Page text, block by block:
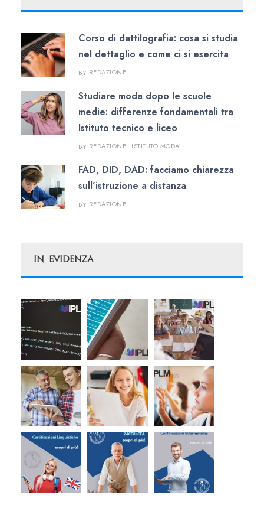
Corso di dattilografia: cosa si studia
nel dettaglio e come ci si esercita
BY REDAZIONE
Studiare moda dopo le scuole
medie: differenze fondamentali tra
Istituto tecnico e liceo
BY REDAZIONE ISTITUTO MODA
FAD, DID, DAD: facciamo chiarezza
sull’istruzione a distanza
BY REDAZIONE
In Evidenza